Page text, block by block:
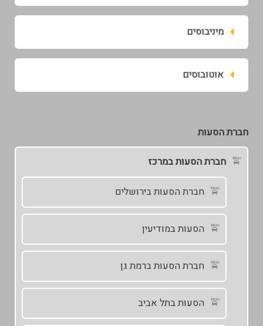
מיניבוסים
אוטובוסים
חברת הסעות
חברת הסעות במרכז
חברת הסעות בירושלים
הסעות במודיעין
חברת הסעות ברמת גן
הסעות בתל אביב